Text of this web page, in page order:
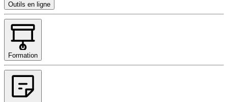
Outils en ligne
Formation